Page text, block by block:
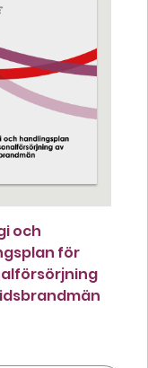
och
för